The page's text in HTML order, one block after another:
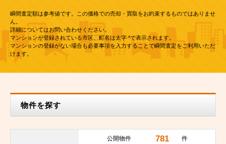
瞬間査定額は参考値です。この価格での売却・買取をお約束するものではありませ
ん。
詳細についてはお問い合わせください。
マンションが登録されている市区、町名は太字 *で表示されます。
マンションの登録がない場合も必要事項を入力することで瞬間査定をご利用いただ
けます。
物件を探す
公開物件 781 件